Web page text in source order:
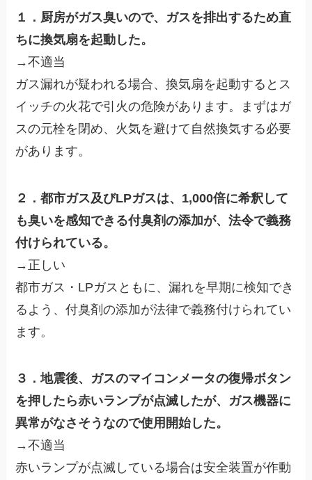
１．厨房がガス臭いので、ガスを排出するため直
ちに換気扇を起動した。
→不適当
ガス漏れが疑われる場合、換気扇を起動するとス
イッチの火花で引火の危険があります。まずはガ
スの元栓を閉め、火気を避けて自然換気する必要
があります。
２．都市ガス及びLPガスは、1,000倍に希釈して
も臭いを感知できる付臭剤の添加が、法令で義務
付けられている。
→正しい
都市ガス・LPガスともに、漏れを早期に検知でき
るよう、付臭剤の添加が法律で義務付けられてい
ます。
３．地震後、ガスのマイコンメータの復帰ボタン
を押したら赤いランプが点滅したが、ガス機器に
異常がなさそうなので使用開始した。
→不適当
赤いランプが点滅している場合は安全装置が作動